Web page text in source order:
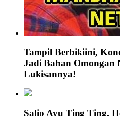
Tampil Berbikiini,
Jadi Bahan Omongan
Lukisannya!
Salip Ayu Ting Ting,